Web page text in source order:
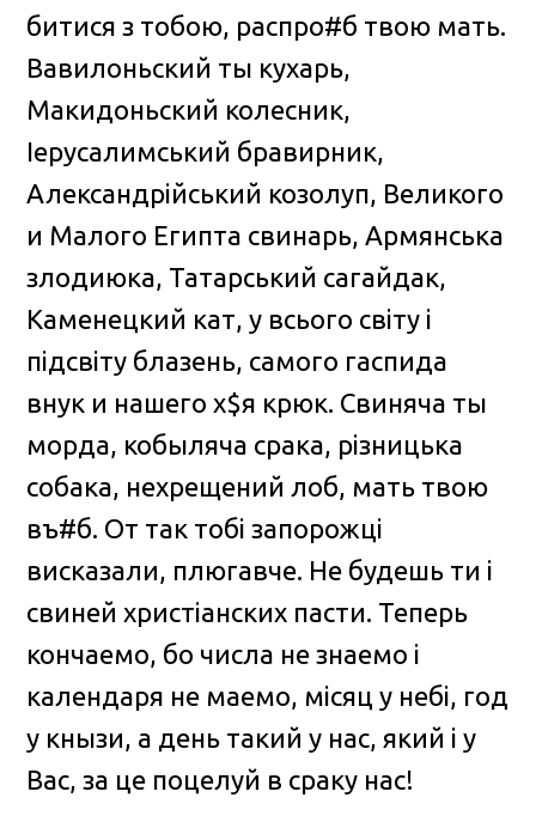
битися з тобою, распро#б твою мать.
Вавилоньский ты кухарь,
Макидоньский колесник,
Iерусалимський бравирник,
Александрiйський козолуп, Великого
и Малого Египта свинарь, Армянська
злодиюка, Татарський сагайдак,
Каменецкий кат, у всього свiту i
пiдсвiту блазень, самого гаспида
внук и нашего х$я крюк. Свиняча ты
морда, кобыляча срака, рiзницька
собака, нехрещений лоб, мать твою
въ#б. От так тобi запорожцi
виcказали, плюгавче. Не будешь ти i
свиней христiанских пасти. Теперь
кончаемо, бо числа не знаемо i
календаря не маемо, мiсяц у небi, год
у кнызи, а день такий у нас, який i у
Вас, за це поцелуй в сраку нас!